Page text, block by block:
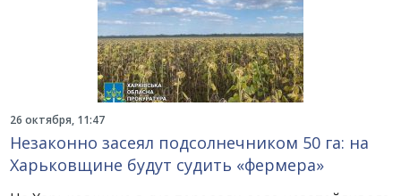
26 октября, 11:47
Незаконно засеял подсолнечником 50 га: на
Харьковщине будут судить «фермера»